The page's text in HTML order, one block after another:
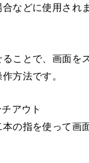
などに使用され
ことで、画面を
方法です。
アウト
の指を使って画